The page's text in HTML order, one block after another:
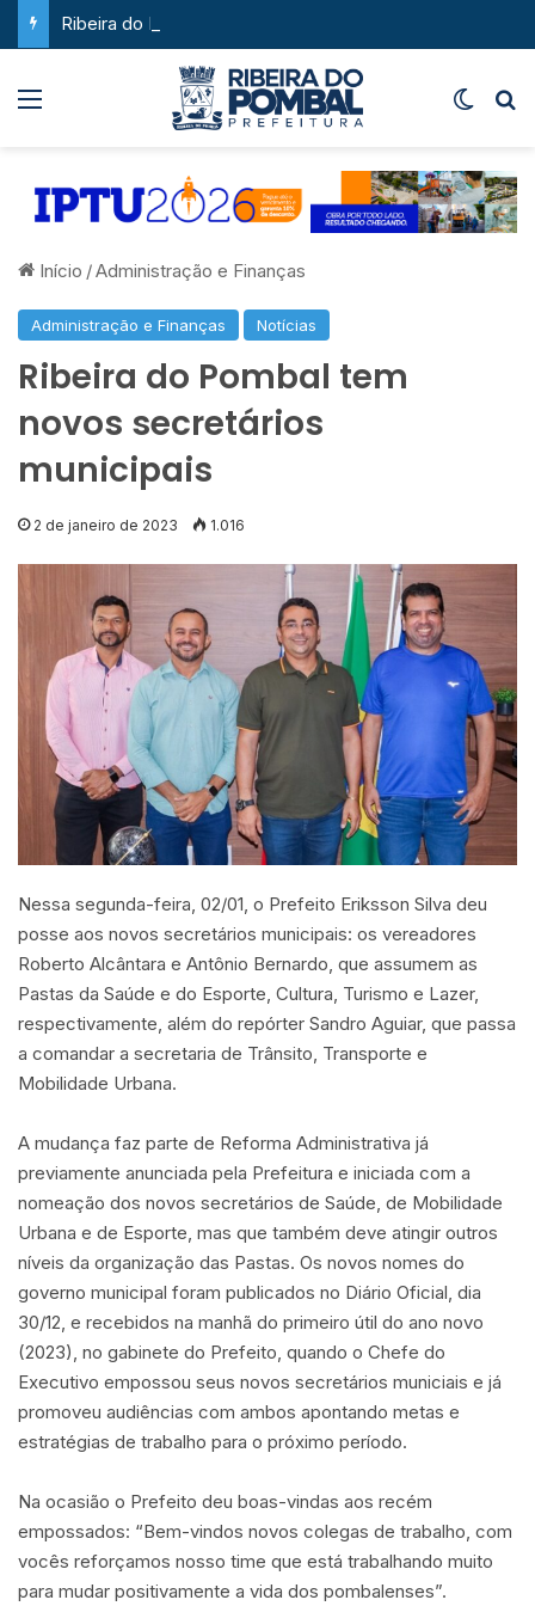
Início /Administração e Finanças
Administração e Finanças Notícias
Ribeira do Pombal tem
novos secretários
municipais
2 de janeiro de 2023 1.016
Nessa segunda-feira, 02/01, o Prefeito Eriksson Silva deu
posse aos novos secretários municipais: os vereadores
Roberto Alcântara e Antônio Bernardo, que assumem as
Pastas da Saúde e do Esporte, Cultura, Turismo e Lazer,
respectivamente, além do repórter Sandro Aguiar, que passa
a comandar a secretaria de Trânsito, Transporte e
Mobilidade Urbana.
A mudança faz parte de Reforma Administrativa já
previamente anunciada pela Prefeitura e iniciada com a
nomeação dos novos secretários de Saúde, de Mobilidade
Urbana e de Esporte, mas que também deve atingir outros
níveis da organização das Pastas. Os novos nomes do
governo municipal foram publicados no Diário Oficial, dia
30/12, e recebidos na manhã do primeiro útil do ano novo
(2023), no gabinete do Prefeito, quando o Chefe do
Executivo empossou seus novos secretários municiais e já
promoveu audiências com ambos apontando metas e
estratégias de trabalho para o próximo período.
Na ocasião o Prefeito deu boas-vindas aos recém
empossados: “Bem-vindos novos colegas de trabalho, com
vocês reforçamos nosso time que está trabalhando muito
para mudar positivamente a vida dos pombalenses”.